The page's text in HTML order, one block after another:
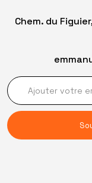
Chem. du